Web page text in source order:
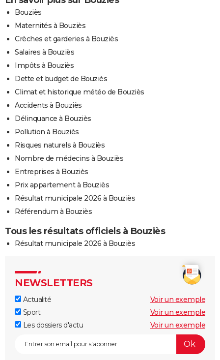
Bouziès
Maternités à Bouziès
Crèches et garderies à Bouziès
Salaires à Bouziès
Impôts à Bouziès
Dette et budget de Bouziès
Climat et historique météo de Bouziès
Accidents à Bouziès
Délinquance à Bouziès
Pollution à Bouziès
Risques naturels à Bouziès
Nombre de médecins à Bouziès
Entreprises à Bouziès
Prix appartement à Bouziès
Résultat municipale 2026 à Bouziès
Référendum à Bouziès
Tous les résultats officiels à Bouziès
Résultat municipale 2026 à Bouziès
NEWSLETTERS
Actualité
Voir un exemple
Sport
Voir un exemple
Les dossiers d'actu
Voir un exemple